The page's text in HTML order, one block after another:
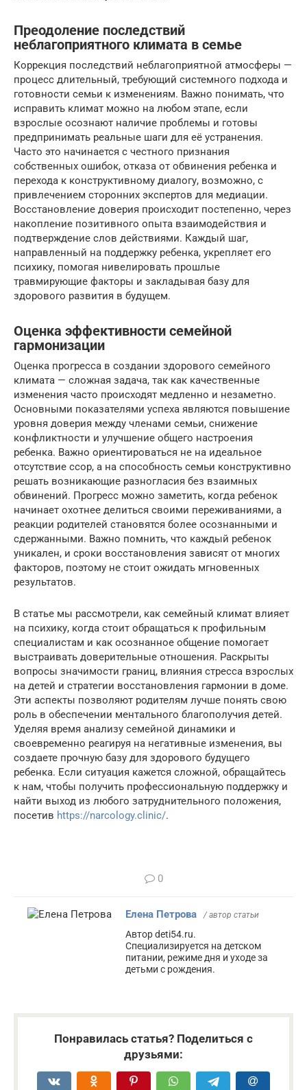
Преодоление последствий
неблагоприятного климата в семье
Коррекция последствий неблагоприятной атмосферы —
процесс длительный, требующий системного подхода и
готовности семьи к изменениям. Важно понимать, что
исправить климат можно на любом этапе, если
взрослые осознают наличие проблемы и готовы
предпринимать реальные шаги для её устранения.
Часто это начинается с честного признания
собственных ошибок, отказа от обвинения ребенка и
перехода к конструктивному диалогу, возможно, с
привлечением сторонних экспертов для медиации.
Восстановление доверия происходит постепенно, через
накопление позитивного опыта взаимодействия и
подтверждение слов действиями. Каждый шаг,
направленный на поддержку ребенка, укрепляет его
психику, помогая нивелировать прошлые
травмирующие факторы и закладывая базу для
здорового развития в будущем.
Оценка эффективности семейной
гармонизации
Оценка прогресса в создании здорового семейного
климата — сложная задача, так как качественные
изменения часто происходят медленно и незаметно.
Основными показателями успеха являются повышение
уровня доверия между членами семьи, снижение
конфликтности и улучшение общего настроения
ребенка. Важно ориентироваться не на идеальное
отсутствие ссор, а на способность семьи конструктивно
решать возникающие разногласия без взаимных
обвинений. Прогресс можно заметить, когда ребенок
начинает охотнее делиться своими переживаниями, а
реакции родителей становятся более осознанными и
сдержанными. Важно помнить, что каждый ребенок
уникален, и сроки восстановления зависят от многих
факторов, поэтому не стоит ожидать мгновенных
результатов.
В статье мы рассмотрели, как семейный климат влияет
на психику, когда стоит обращаться к профильным
специалистам и как осознанное общение помогает
выстраивать доверительные отношения. Раскрыты
вопросы значимости границ, влияния стресса взрослых
на детей и стратегии восстановления гармонии в доме.
Эти аспекты позволяют родителям лучше понять свою
роль в обеспечении ментального благополучия детей.
Уделяя время анализу семейной динамики и
своевременно реагируя на негативные изменения, вы
создаете прочную базу для здорового будущего
ребенка. Если ситуация кажется сложной, обращайтесь
к нам, чтобы получить профессиональную поддержку и
найти выход из любого затруднительного положения,
посетив https://narcology.clinic/.
0
Елена Петрова / автор статьи
Автор deti54.ru.
Специализируется на детском
питании, режиме дня и уходе за
детьми с рождения.
Понравилась статья? Поделиться с
друзьями: